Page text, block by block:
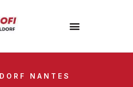
NANTES